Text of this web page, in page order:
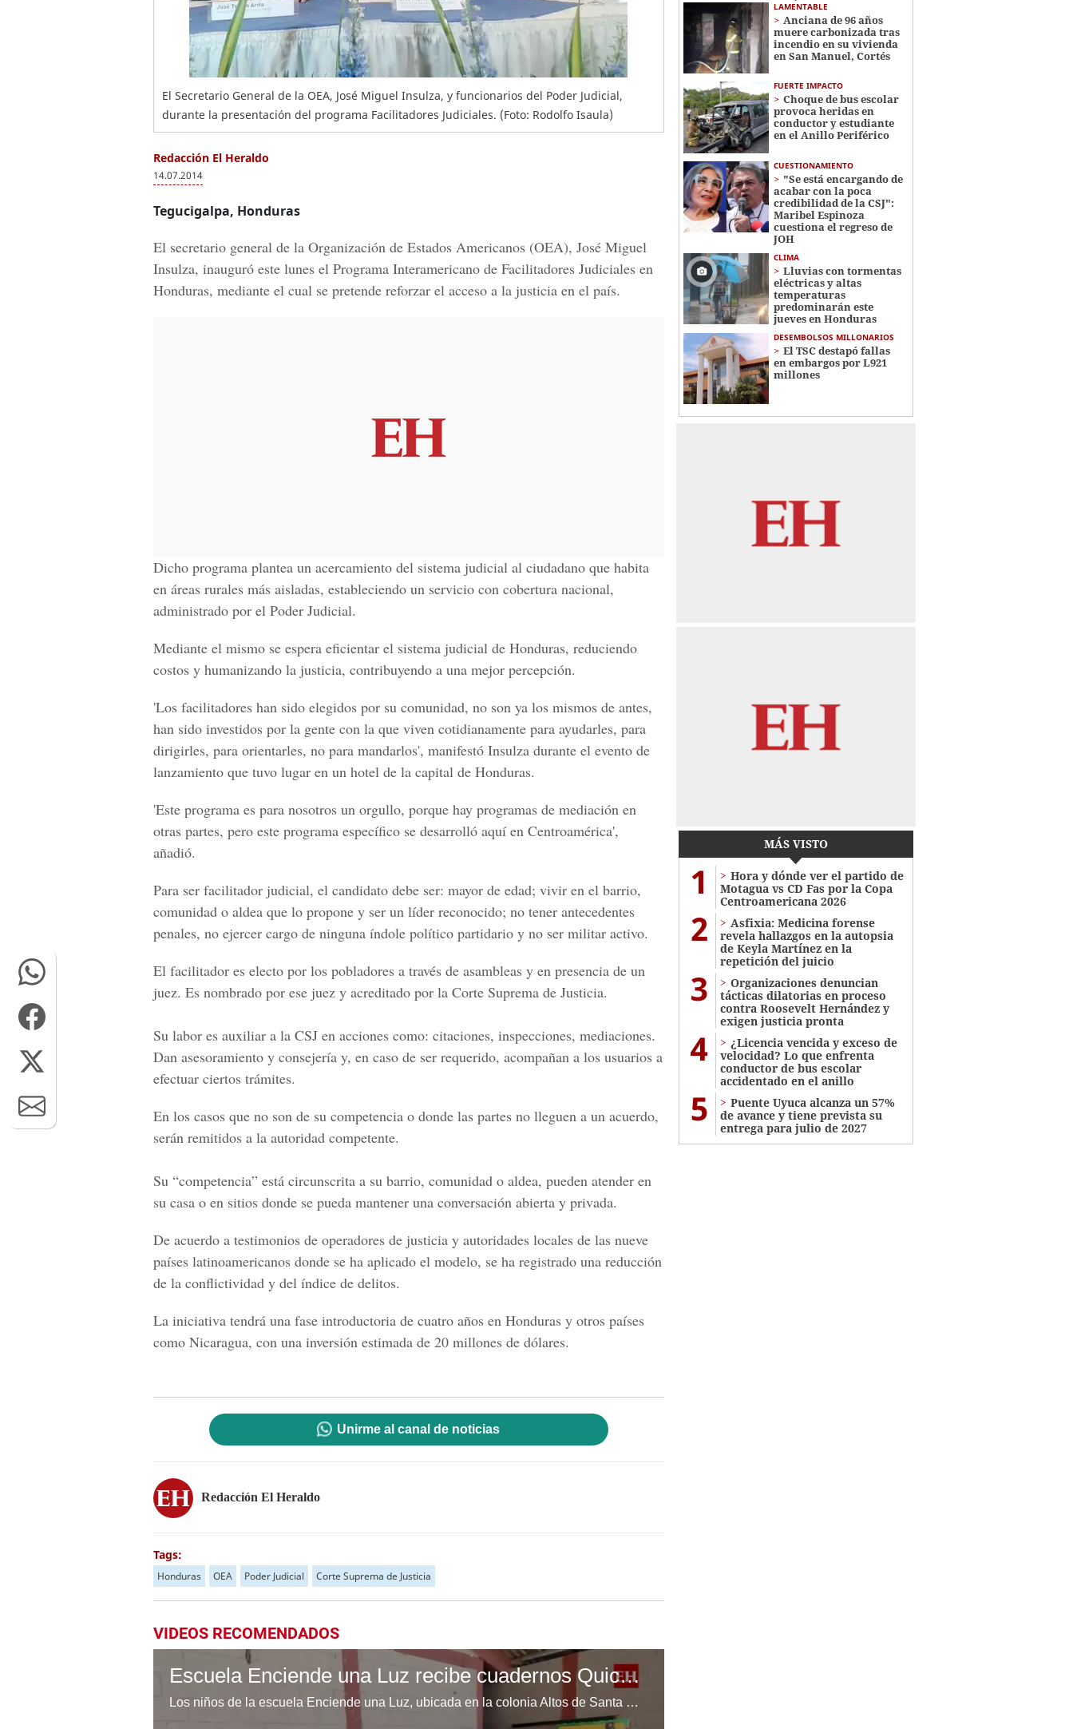
El Secretario General de la OEA, José Miguel Insulza, y funcionarios del Poder Judicial,
durante la presentación del programa Facilitadores Judiciales. (Foto: Rodolfo Isaula)
Redacción El Heraldo
14.07.2014
Tegucigalpa, Honduras
El secretario general de la Organización de Estados Americanos (OEA), José Miguel
Insulza, inauguró este lunes el Programa Interamericano de Facilitadores Judiciales en
Honduras, mediante el cual se pretende reforzar el acceso a la justicia en el país.
Dicho programa plantea un acercamiento del sistema judicial al ciudadano que habita
en áreas rurales más aisladas, estableciendo un servicio con cobertura nacional,
administrado por el Poder Judicial.
Mediante el mismo se espera eficientar el sistema judicial de Honduras, reduciendo
costos y humanizando la justicia, contribuyendo a una mejor percepción.
'Los facilitadores han sido elegidos por su comunidad, no son ya los mismos de antes,
han sido investidos por la gente con la que viven cotidianamente para ayudarles, para
dirigirles, para orientarles, no para mandarlos', manifestó Insulza durante el evento de
lanzamiento que tuvo lugar en un hotel de la capital de Honduras.
'Este programa es para nosotros un orgullo, porque hay programas de mediación en
otras partes, pero este programa específico se desarrolló aquí en Centroamérica',
añadió.
Para ser facilitador judicial, el candidato debe ser: mayor de edad; vivir en el barrio,
comunidad o aldea que lo propone y ser un líder reconocido; no tener antecedentes
penales, no ejercer cargo de ninguna índole político partidario y no ser militar activo.
El facilitador es electo por los pobladores a través de asambleas y en presencia de un
juez. Es nombrado por ese juez y acreditado por la Corte Suprema de Justicia.
Su labor es auxiliar a la CSJ en acciones como: citaciones, inspecciones, mediaciones.
Dan asesoramiento y consejería y, en caso de ser requerido, acompañan a los usuarios a
efectuar ciertos trámites.
En los casos que no son de su competencia o donde las partes no lleguen a un acuerdo,
serán remitidos a la autoridad competente.
Su “competencia” está circunscrita a su barrio, comunidad o aldea, pueden atender en
su casa o en sitios donde se pueda mantener una conversación abierta y privada.
De acuerdo a testimonios de operadores de justicia y autoridades locales de las nueve
países latinoamericanos donde se ha aplicado el modelo, se ha registrado una reducción
de la conflictividad y del índice de delitos.
La iniciativa tendrá una fase introductoria de cuatro años en Honduras y otros países
como Nicaragua, con una inversión estimada de 20 millones de dólares.
Unirme al canal de noticias
Redacción El Heraldo
Tags:
Honduras OEA Poder Judicial Corte Suprema de Justicia
VIDEOS RECOMENDADOS
Escuela Enciende una Luz recibe cuadernos Quick, gracias a la Maratón del Saber
Los niños de la escuela Enciende una Luz, ubicada en la colonia Altos de Santa Rosa, al sur de Tegucigalpa, recibieron cuadernos Quick como parte de la Campaña Maratón del Saber.
LAMENTABLE
Anciana de 96 años
muere carbonizada tras
incendio en su vivienda
en San Manuel, Cortés
FUERTE IMPACTO
Choque de bus escolar
provoca heridas en
conductor y estudiante
en el Anillo Periférico
CUESTIONAMIENTO
"Se está encargando de
acabar con la poca
credibilidad de la CSJ":
Maribel Espinoza
cuestiona el regreso de
JOH
CLIMA
Lluvias con tormentas
eléctricas y altas
temperaturas
predominarán este
jueves en Honduras
DESEMBOLSOS MILLONARIOS
El TSC destapó fallas
en embargos por L921
millones
MÁS VISTO
1
Hora y dónde ver el partido de
Motagua vs CD Fas por la Copa
Centroamericana 2026
2
Asfixia: Medicina forense
revela hallazgos en la autopsia
de Keyla Martínez en la
repetición del juicio
3
Organizaciones denuncian
tácticas dilatorias en proceso
contra Roosevelt Hernández y
exigen justicia pronta
4
¿Licencia vencida y exceso de
velocidad? Lo que enfrenta
conductor de bus escolar
accidentado en el anillo
5
Puente Uyuca alcanza un 57%
de avance y tiene prevista su
entrega para julio de 2027